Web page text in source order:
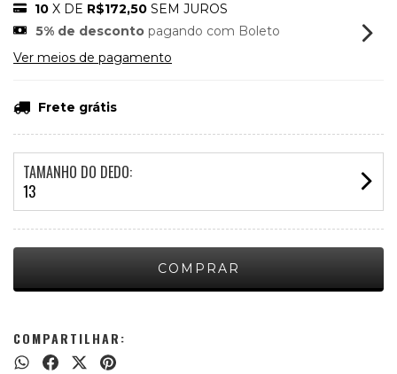
10 X DE R$172,50 SEM JUROS
5% de desconto pagando com Boleto
Ver meios de pagamento
Frete grátis
TAMANHO DO DEDO:
13
COMPARTILHAR: